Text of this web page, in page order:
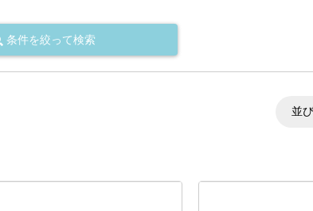
条件を絞って検索
並